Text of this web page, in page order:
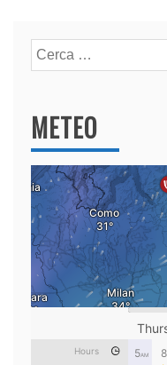
Ricerca
per:
METEO